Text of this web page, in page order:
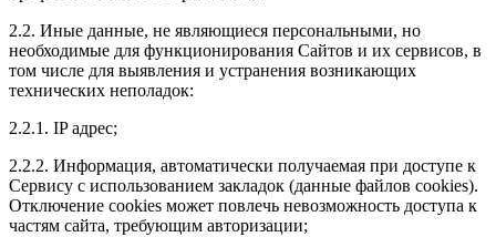
2.2. Иные данные, не являющиеся персональными, но
необходимые для функционирования Сайтов и их сервисов, в
том числе для выявления и устранения возникающих
технических неполадок:
2.2.1. IP адрес;
2.2.2. Информация, автоматически получаемая при доступе к
Сервису с использованием закладок (данные файлов cookies).
Отключение cookies может повлечь невозможность доступа к
частям сайта, требующим авторизации;